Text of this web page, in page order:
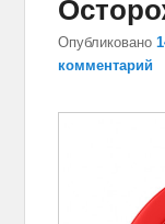
Опубликовано
комментарий